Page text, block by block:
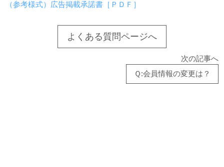
（参考様式）広告掲載承諾書［ＰＤＦ］
よくある質問ページへ
次の記事へ
Ｑ:会員情報の変更は？